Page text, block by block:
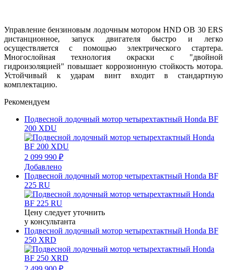
Управление бензиновым лодочным мотором HND OB 30 ERS
дистанционное, запуск двигателя быстро и легко
осуществляется с помощью электрического стартера.
Многослойная технология окраски с "двойной
гидроизоляцией" повышает коррозионную стойкость мотора.
Устойчивый к ударам винт входит в стандартную
комплектацию.
Рекомендуем
Подвесной лодочный мотор четырехтактный Honda BF
200 XDU
2 099 990 ₽
Добавлено
Подвесной лодочный мотор четырехтактный Honda BF
225 RU
Цену следует уточнить
у консультанта
Подвесной лодочный мотор четырехтактный Honda BF
250 XRD